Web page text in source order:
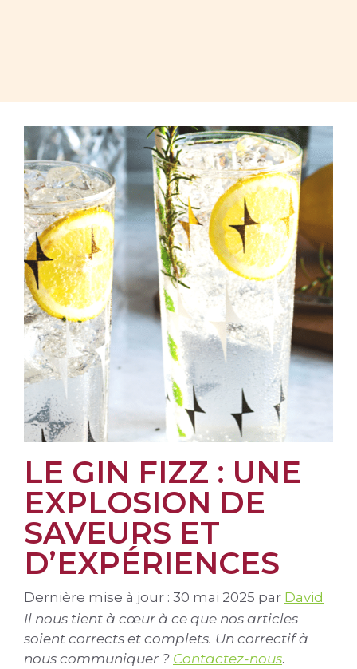
LE GIN FIZZ : UNE
EXPLOSION DE
SAVEURS ET
D’EXPÉRIENCES
Dernière mise à jour : 30 mai 2025 par David
Il nous tient à cœur à ce que nos articles
soient corrects et complets. Un correctif à
nous communiquer ? Contactez-nous.